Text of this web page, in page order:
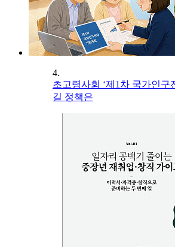
4.
초고령사회 ‘제1차 국가인구
길 정책은